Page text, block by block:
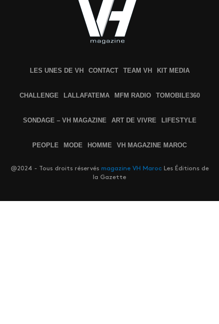
LES UNES DE VH CONTACT TEAM VH KIT MEDIA
CHALLENGE LALLAFATEMA MFM RADIO TOMOBILE360
SONDAGE – VH MAGAZINE ART DE VIVRE LIFESTYLE
PEOPLE MODE HOMME VH MAGAZINE MAROC
@2024 - Tous droits réservés magazine VH MarocLes Éditions de
la Gazette